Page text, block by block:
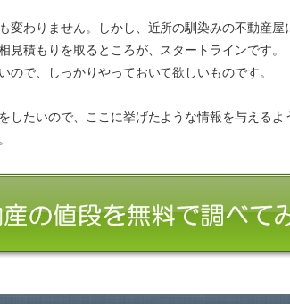
わりません。しかし、近所の馴染みの不動産屋
積もりを取るところが、スタートラインです。
で、しっかりやっておいて欲しいものです。
したいので、ここに挙げたような情報を与える